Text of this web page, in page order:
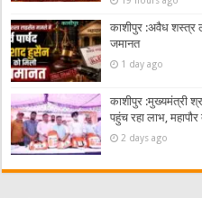
काशीपुर :अवैध शस्त्र
जमानत
1 day ago
काशीपुर :मुख्यमंत्री
पहुंच रहा लाभ,
2 days ago